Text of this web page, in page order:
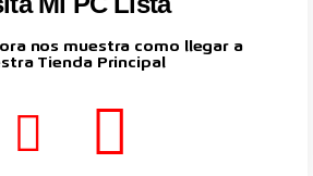
nos muestra como llegar a
Tienda Principal